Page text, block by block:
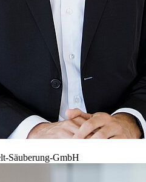
Säuberung-GmbH